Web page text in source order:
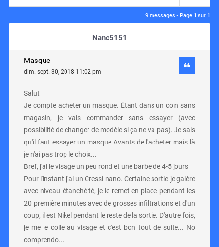
9 messages • Page 1 sur 1
Nano5151
Masque
dim. sept. 30, 2018 11:02 pm
Salut
Je compte acheter un masque. Étant dans un coin sans
magasin, je vais commander sans essayer (avec
possibilité de changer de modèle si ça ne va pas). Je sais
qu'il faut essayer un masque Avants de l'acheter mais là
je n'ai pas trop le choix...
Bref, j'ai le visage un peu rond et une barbe de 4-5 jours
Pour l'instant j'ai un Cressi nano. Certaine sortie je galère
avec niveau étanchéité, je le remet en place pendant les
20 première minutes avec de grosses infiltrations et d'un
coup, il est Nikel pendant le reste de la sortie. D'autre fois,
je me le colle au visage et c'est bon tout de suite... No
comprendo...